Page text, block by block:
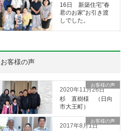
16日 新築住宅”春
君のお家”お引き渡
しでした。
お客様の声
2020年11月26日
お客様の声
杉 直樹様 （日向
市大王町）
2017年8月1日
お客様の声